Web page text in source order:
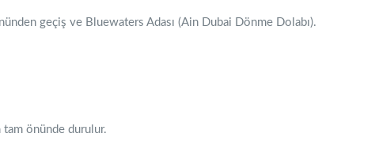
geçiş ve Bluewaters Adası (Ain Dubai Dönme Dolabı).
tam önünde durulur.